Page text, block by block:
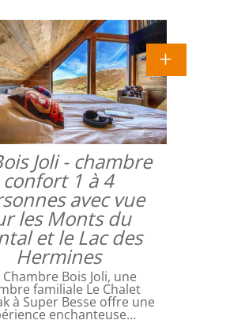
Joli - chambre
confort 1 à 4
avec vue
les Monts du
et le Lac des
Hermines
Chambre Bois Joli, une
familiale Le Chalet
à Super Besse offre une
enchanteuse…